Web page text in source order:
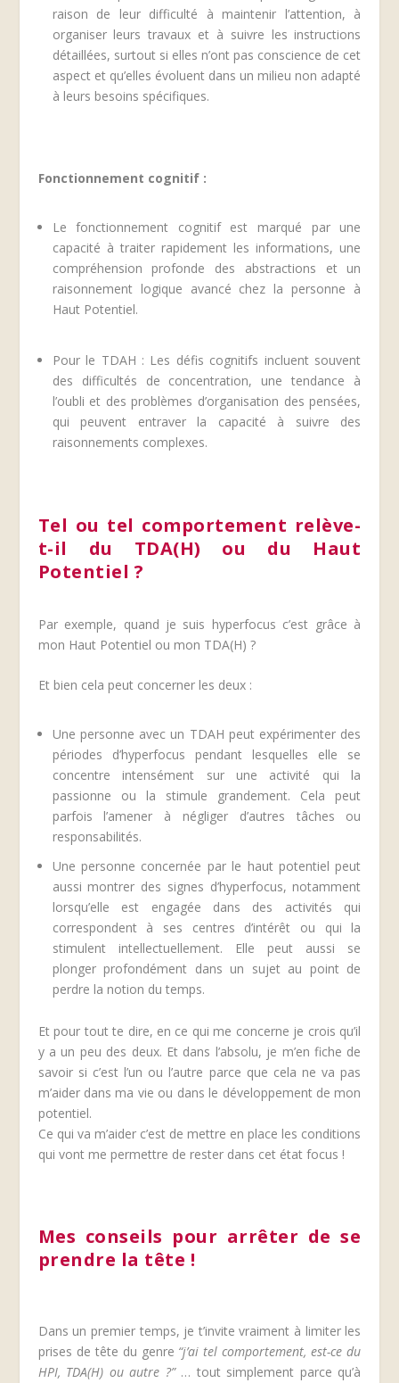
raison de leur difficulté à maintenir l’attention, à
organiser leurs travaux et à suivre les instructions
détaillées, surtout si elles n’ont pas conscience de cet
aspect et qu’elles évoluent dans un milieu non adapté
à leurs besoins spécifiques.
Fonctionnement cognitif :
Le fonctionnement cognitif est marqué par une
capacité à traiter rapidement les informations, une
compréhension profonde des abstractions et un
raisonnement logique avancé chez la personne à
Haut Potentiel.
Pour le TDAH : Les défis cognitifs incluent souvent
des difficultés de concentration, une tendance à
l’oubli et des problèmes d’organisation des pensées,
qui peuvent entraver la capacité à suivre des
raisonnements complexes.
Tel ou tel comportement relève-
t-il du TDA(H) ou du Haut
Potentiel ?
Par exemple, quand je suis hyperfocus c’est grâce à
mon Haut Potentiel ou mon TDA(H) ?
Et bien cela peut concerner les deux :
Une personne avec un TDAH peut expérimenter des
périodes d’hyperfocus pendant lesquelles elle se
concentre intensément sur une activité qui la
passionne ou la stimule grandement. Cela peut
parfois l’amener à négliger d’autres tâches ou
responsabilités.
Une personne concernée par le haut potentiel peut
aussi montrer des signes d’hyperfocus, notamment
lorsqu’elle est engagée dans des activités qui
correspondent à ses centres d’intérêt ou qui la
stimulent intellectuellement. Elle peut aussi se
plonger profondément dans un sujet au point de
perdre la notion du temps.
Et pour tout te dire, en ce qui me concerne je crois qu’il
y a un peu des deux. Et dans l’absolu, je m’en fiche de
savoir si c’est l’un ou l’autre parce que cela ne va pas
m’aider dans ma vie ou dans le développement de mon
potentiel.
Ce qui va m’aider c’est de mettre en place les conditions
qui vont me permettre de rester dans cet état focus !
Mes conseils pour arrêter de se
prendre la tête !
Dans un premier temps, je t’invite vraiment à limiter les
prises de tête du genre “j’ai tel comportement, est-ce du
HPI, TDA(H) ou autre ?”… tout simplement parce qu’à